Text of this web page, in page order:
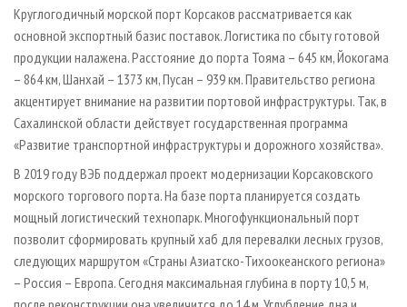
Круглогодичный морской порт Корсаков рассматривается как
основной экспортный базис поставок. Логистика по сбыту готовой
продукции налажена. Расстояние до порта Тояма – 645 км, Йокогама
– 864 км, Шанхай – 1373 км, Пусан – 939 км. Правительство региона
акцентирует внимание на развитии портовой инфраструктуры. Так, в
Сахалинской области действует государственная программа
«Развитие транспортной инфраструктуры и дорожного хозяйства».
В 2019 году ВЭБ поддержал проект модернизации Корсаковского
морского торгового порта. На базе порта планируется создать
мощный логистический технопарк. Многофункциональный порт
позволит сформировать крупный хаб для перевалки лесных грузов,
следующих маршрутом «Страны Азиатско-Тихоокеанского региона»
– Россия – Европа. Сегодня максимальная глубина в порту 10,5 м,